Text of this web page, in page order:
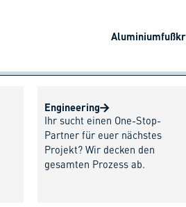
Engineering
Ihr sucht einen One-Stop-
Partner für euer nächstes
Projekt? Wir decken den
gesamten Prozess ab.